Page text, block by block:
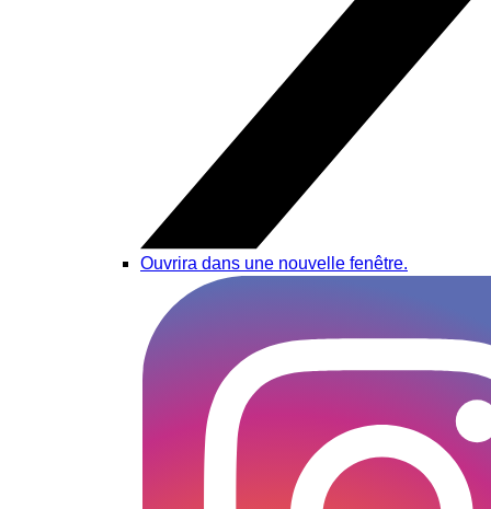
Ouvrira dans une nouvelle fenêtre.